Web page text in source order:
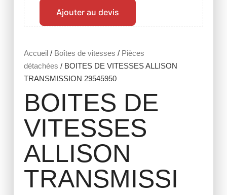
Accueil/ Boîtes de vitesses / Pièces
détachées / BOITES DE VITESSES ALLISON
TRANSMISSION 29545950
BOITES DE
VITESSES
ALLISON
TRANSMISSI
Ajouter au devis